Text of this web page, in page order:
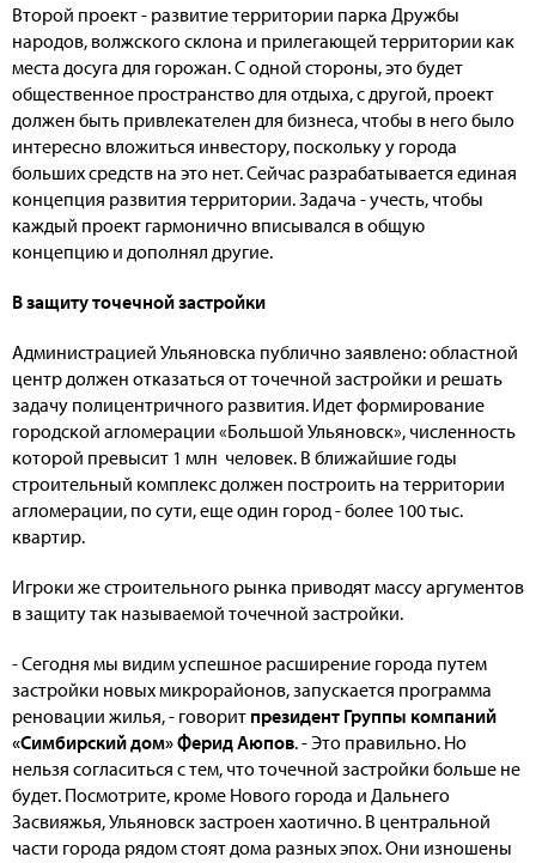
Второй проект - развитие территории парка Дружбы
народов, волжского склона и прилегающей территории как
места досуга для горожан. С одной стороны, это будет
общественное пространство для отдыха, с другой, проект
должен быть привлекателен для бизнеса, чтобы в него было
интересно вложиться инвестору, поскольку у города
больших средств на это нет. Сейчас разрабатывается единая
концепция развития территории. Задача - учесть, чтобы
каждый проект гармонично вписывался в общую
концепцию и дополнял другие.
В защиту точечной застройки
Администрацией Ульяновска публично заявлено: областной
центр должен отказаться от точечной застройки и решать
задачу полицентричного развития. Идет формирование
городской агломерации «Большой Ульяновск», численность
которой превысит 1 млн человек. В ближайшие годы
строительный комплекс должен построить на территории
агломерации, по сути, еще один город - более 100 тыс.
квартир.
Игроки же строительного рынка приводят массу аргументов
в защиту так называемой точечной застройки.
- Сегодня мы видим успешное расширение города путем
застройки новых микрорайонов, запускается программа
реновации жилья, - говорит президент Группы компаний
«Симбирский дом» Ферид Аюпов. - Это правильно. Но
нельзя согласиться с тем, что точечной застройки больше не
будет. Посмотрите, кроме Нового города и Дальнего
Засвияжья, Ульяновск застроен хаотично. В центральной
части города рядом стоят дома разных эпох. Они изношены